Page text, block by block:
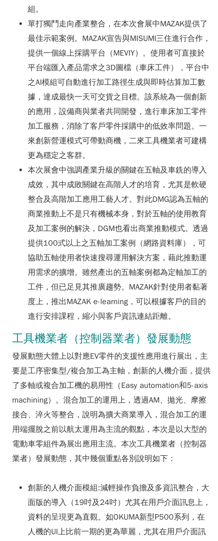
組。
單打獨鬥走向產業整合，在本次會展中MAZAK提供了
最佳示範案例。MAZAK宣告與MISUMI三住進行合作，
提供一個線上採購平台（MEVIY）。使用者可直接於
平台端匯入產品需求之3D圖檔（車床工件），平台中
之AI模組可自動進行加工路徑生成與即時估算加工數
據，達成最快一天可交貨之目標。該系統為一個創新
的應用，設備商與業者共同開發，進行車床加工零件
加工服務，消除了客戶零件採購中的低效率問題。一
來創新營運模式可帶動商機，二來工具機業者可建構
更為穩定之客群。
本次展會中強調產業升級的關鍵在五軸及車銑的導入
成效，其中成敗關鍵在高階人才的培育，尤其是軟硬
整合及高階加工應用工藝人才。對此DMG認為五軸的
商業推動上不是只有機械本身，對於五軸的使用教育
及加工案例的解決，DGM也看出商業推動模式。透過
提供100式以上之五軸加工案例（網路資料庫），可
協助五軸使用者快速搜尋運用解決方案，藉此推動運
用需求的擴增。雖然產出的五軸案例都為定軸加工的
工件，但已足見其推廣趨勢。MAZAK針對使用者黏著
度上，推出MAZAK e-learning，可以根據客戶的目的
進行安排課程，縮小與客戶資訊連結距離。
工具機業者（控制器業者）發展動態
發展動態大體上以對應EV零件的支援性應用進行展出，主
要是工序密集型/複合加工為主軸，創新的人機介面，提供
了多軸或複合加工機的易用性（Easy automation和5-axis
machining）。混合加工的運用上，透過AM、拋光、摩擦
接合、淬火等整合，說明為擴大商業導入，混合加工的運
用端擺脫之前以航太運用為主流的觀點，本次是以大型的
電動車零組件為展出應用主流。本次工具機業者（控制器
業者）發展動態，其中幾個重點各別說明如下：
創新的人機介面模組:減輕操作負擔及多資訊整合，大
面版的導入（19吋及24吋）尤其在用戶介面訊息上，
資料的呈現更為直觀。如OKUMA新型P500系列，在
人機的UI上比前一期的更為華麗，尤其在用戶介面訊